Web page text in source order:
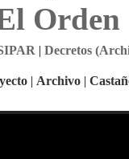
Orden
| Decretos
| Archivo |